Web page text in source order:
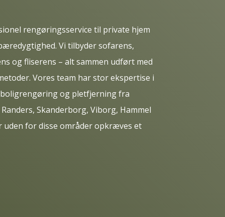
rengøringsservice til private hjem
Vi tilbyder sofarens,
og fliserens – alt sammen udført med
Vores team har stor ekspertise i
og pletfjerning fra
Skanderborg, Viborg, Hammel
uden for disse områder opkræves et